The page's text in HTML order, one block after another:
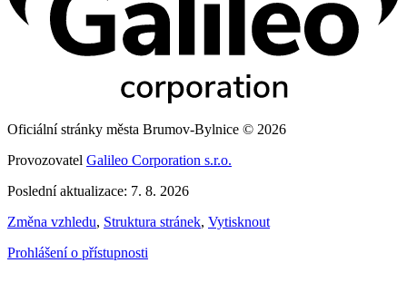
Oficiální stránky města Brumov-Bylnice © 2026
Provozovatel Galileo Corporation s.r.o.
Poslední aktualizace: 7. 8. 2026
Změna vzhledu, Struktura stránek, Vytisknout
Prohlášení o přístupnosti